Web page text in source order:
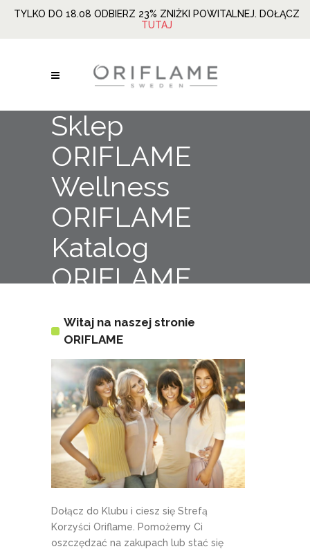
TYLKO DO 18.08 ODBIERZ 23% ZNIŻKI POWITALNEJ. DOŁĄCZ
TUTAJ
Sklep
ORIFLAME
Wellness
ORIFLAME
Katalog
ORIFLAME
Witaj na naszej stronie
ORIFLAME
Dołącz do Klubu i ciesz się Strefą
Korzyści Oriflame. Pomożemy Ci
oszczędzać na zakupach lub stać się